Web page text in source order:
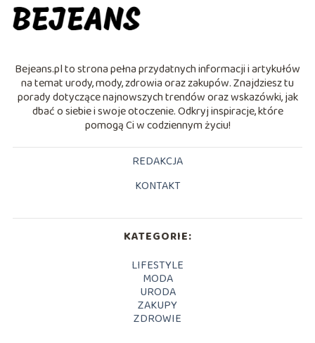
Bejeans.pl to strona pełna przydatnych informacji i artykułów
na temat urody, mody, zdrowia oraz zakupów. Znajdziesz tu
porady dotyczące najnowszych trendów oraz wskazówki, jak
dbać o siebie i swoje otoczenie. Odkryj inspiracje, które
pomogą Ci w codziennym życiu!
REDAKCJA
KONTAKT
KATEGORIE:
LIFESTYLE
MODA
URODA
ZAKUPY
ZDROWIE